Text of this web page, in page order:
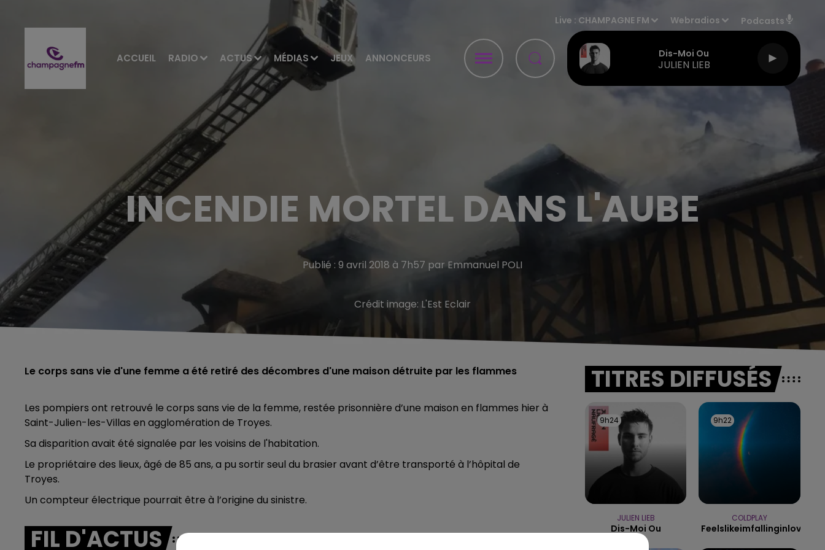
ACCUEIL RADIO ACTUS MÉDIAS JEUX ANNONCEURS
Live : CHAMPAGNE FM Webradios Podcasts
Dis-Moi Ou
JULIEN LIEB
INCENDIE MORTEL DANS L'AUBE
Publié : 9 avril 2018 à 7h57 par Emmanuel POLI
Crédit image: L'Est Eclair
Le corps sans vie d'une femme a été retiré des décombres d'une maison détruite par les flammes
Les pompiers ont retrouvé le corps sans vie de la femme, restée prisonnière d’une maison en flammes hier à
Saint-Julien-les-Villas en agglomération de Troyes.
Sa disparition avait été signalée par les voisins de l'habitation.
Le propriétaire des lieux, âgé de 85 ans, a pu sortir seul du brasier avant d’être transporté à l’hôpital de
Troyes.
Un compteur électrique pourrait être à l’origine du sinistre.
FIL D'ACTUS
TITRES DIFFUSÉS
9h24
9h24
JULIEN LIEB
Dis-Moi Ou
9h22
9h22
COLDPLAY
Feelslikeimfallinginlove